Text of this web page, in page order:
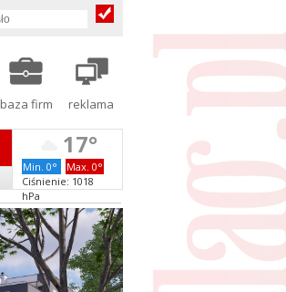
baza firm reklama
17°
Min. 0°
Max. 0°
Ciśnienie: 1018
hPa